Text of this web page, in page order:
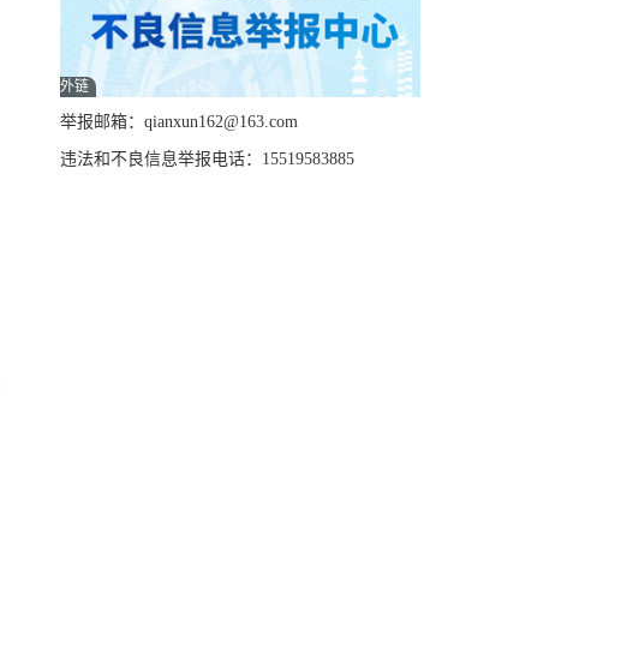
外链
举报邮箱：qianxun162@163.com
违法和不良信息举报电话：15519583885